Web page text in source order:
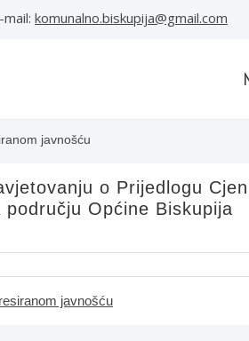
komunalno.biskupija@gmail.com
javnošću
o Prijedlogu
Općine Biskupija
javnošću